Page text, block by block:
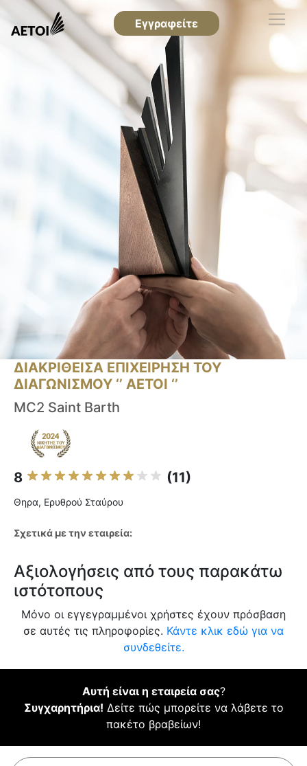
Εγγραφείτε
ΔΙΑΚΡΙΘΕΙΣΑ ΕΠΙΧΕΙΡΗΣΗ ΤΟΥ
ΔΙΑΓΩΝΙΣΜΟΥ ‘’ ΑΕΤΟΙ ‘’
MC2 Saint Barth
8 (11)
Θηρα, Ερυθρού Σταύρου
Σχετικά με την εταιρεία:
Αξιολογήσεις από τους παρακάτω
ιστότοπους
Μόνο οι εγγεγραμμένοι χρήστες έχουν πρόσβαση
σε αυτές τις πληροφορίες. Κάντε κλικ εδώ για να
συνδεθείτε.
Αυτή είναι η εταιρεία σας?
Συγχαρητήρια! Δείτε πώς μπορείτε να λάβετε το
πακέτο βραβείων!